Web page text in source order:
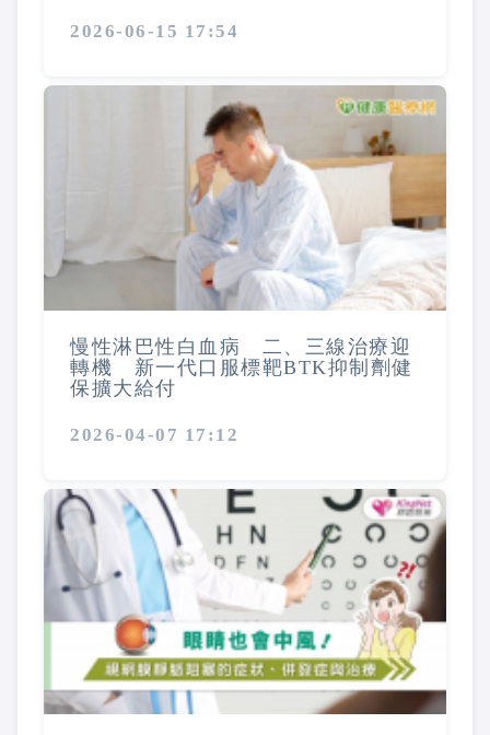
2026-06-15 17:54
慢性淋巴性白血病 二、三線治療迎
轉機 新一代口服標靶BTK抑制劑健
保擴大給付
2026-04-07 17:12